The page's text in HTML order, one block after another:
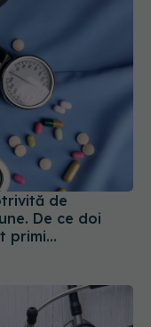
de
De ce doi
primi